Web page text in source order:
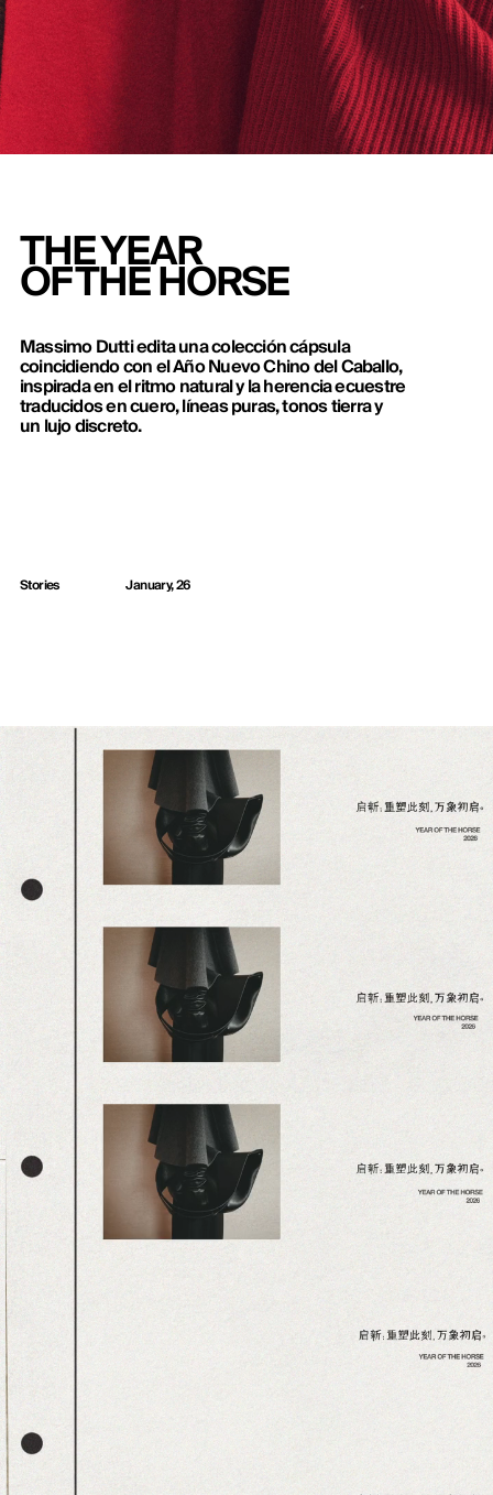
THE YEAR
OF THE HORSE
Massimo Dutti edita una colección cápsula
coincidiendo con el Año Nuevo Chino del Caballo,
inspirada en el ritmo natural y la herencia ecuestre
traducidos en cuero, líneas puras, tonos tierra y
un lujo discreto.
Stories January, 26